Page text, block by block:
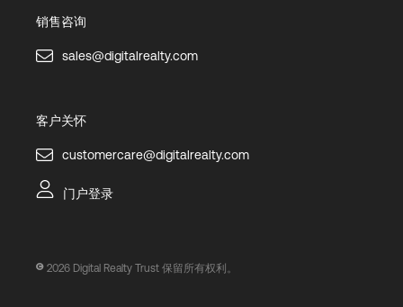
销售咨询
sales@digitalrealty.com
客户关怀
customercare@digitalrealty.com
门户登录
2026 Digital Realty Trust 保留所有权利。